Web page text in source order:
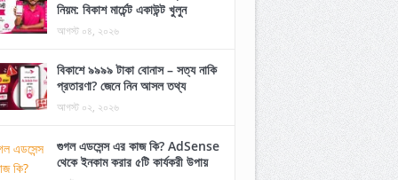
নিয়ম: বিকাশ মার্চেন্ট একাউন্ট খুলুন
আগস্ট ০৪, ২০২৬
বিকাশে ৯৯৯৯ টাকা বোনাস – সত্য নাকি
প্রতারণা? জেনে নিন আসল তথ্য
আগস্ট ০২, ২০২৬
গুগল এডসেন্স এর কাজ কি? AdSense
থেকে ইনকাম করার ৫টি কার্যকরী উপায়